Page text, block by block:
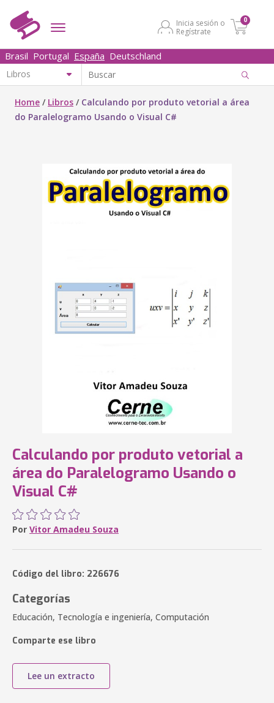
Inicia sesión o
Regístrate
0
Brasil Portugal España Deutschland
Home / Libros / Calculando por produto vetorial a área
do Paralelogramo Usando o Visual C#
Calculando por produto vetorial a
área do Paralelogramo Usando o
Visual C#
Por Vitor Amadeu Souza
Código del libro: 226676
Categorías
Educación, Tecnología e ingeniería, Computación
Comparte ese libro
Lee un extracto